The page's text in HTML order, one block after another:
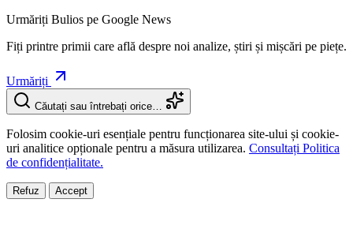
Urmăriți Bulios pe Google News
Fiți printre primii care află despre noi analize, știri și mișcări pe piețe.
Urmăriți
Căutați sau întrebați orice…
Folosim cookie-uri esențiale pentru funcționarea site-ului și cookie-
uri analitice opționale pentru a măsura utilizarea. Consultați Politica
de confidențialitate.
Refuz Accept